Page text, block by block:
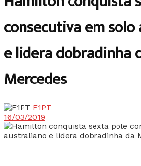
consecutiva em
e lidera dobradinha
Mercedes
F1PT
16/03/2019